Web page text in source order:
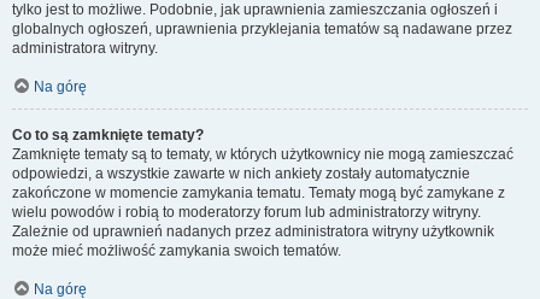
tylko jest to możliwe. Podobnie, jak uprawnienia zamieszczania ogłoszeń i
globalnych ogłoszeń, uprawnienia przyklejania tematów są nadawane przez
administratora witryny.
Na górę
Co to są zamknięte tematy?
Zamknięte tematy są to tematy, w których użytkownicy nie mogą zamieszczać
odpowiedzi, a wszystkie zawarte w nich ankiety zostały automatycznie
zakończone w momencie zamykania tematu. Tematy mogą być zamykane z
wielu powodów i robią to moderatorzy forum lub administratorzy witryny.
Zależnie od uprawnień nadanych przez administratora witryny użytkownik
może mieć możliwość zamykania swoich tematów.
Na górę